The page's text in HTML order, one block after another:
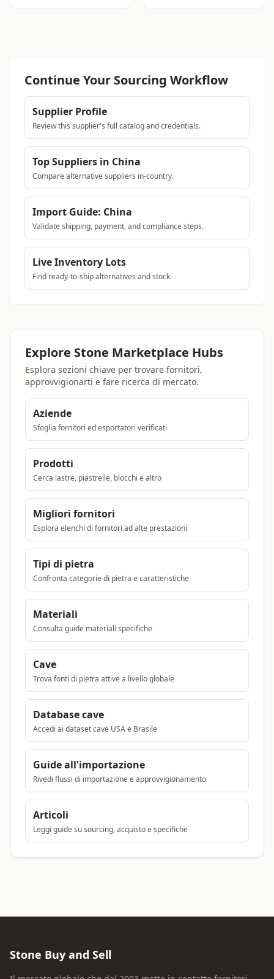
Continue Your Sourcing Workflow
Supplier Profile
Review this supplier's full catalog and credentials.
Top Suppliers in China
Compare alternative suppliers in-country.
Import Guide: China
Validate shipping, payment, and compliance steps.
Live Inventory Lots
Find ready-to-ship alternatives and stock.
Explore Stone Marketplace Hubs
Esplora sezioni chiave per trovare fornitori,
approvvigionarti e fare ricerca di mercato.
Aziende
Sfoglia fornitori ed esportatori verificati
Prodotti
Cerca lastre, piastrelle, blocchi e altro
Migliori fornitori
Esplora elenchi di fornitori ad alte prestazioni
Tipi di pietra
Confronta categorie di pietra e caratteristiche
Materiali
Consulta guide materiali specifiche
Cave
Trova fonti di pietra attive a livello globale
Database cave
Accedi ai dataset cave USA e Brasile
Guide all'importazione
Rivedi flussi di importazione e approvvigionamento
Articoli
Leggi guide su sourcing, acquisto e specifiche
Stone Buy and Sell